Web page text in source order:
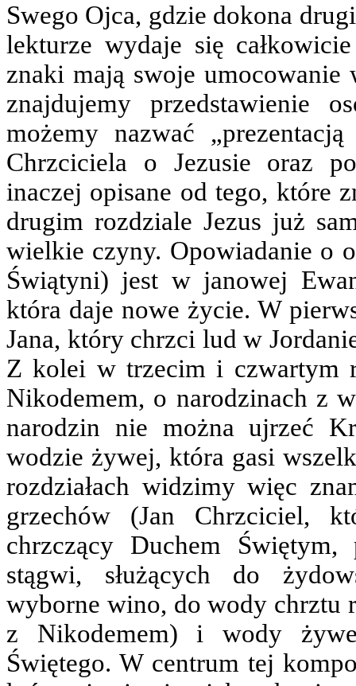
Swego Ojca, gdzie dokona
lekturze wydaje się
znaki mają swoje umocowanie
znajdujemy przedstawienie
możemy nazwać
Chrzciciela o Jezusie oraz
inaczej opisane od tego, które
drugim rozdziale Jezus już
wielkie czyny. Opowiadanie o
Świątyni) jest w janowej
która daje nowe życie. W
Jana, który chrzci lud w
Z kolei w trzecim i czwartym
Nikodemem, o narodzinach z
narodzin nie można ujrzeć
wodzie żywej, która gasi
rozdziałach widzimy więc
grzechów (Jan Chrzciciel,
chrzczący Duchem
stągwi, służących do
wyborne wino, do wody chrztu
z Nikodemem) i wody
Świętego. W centrum tej